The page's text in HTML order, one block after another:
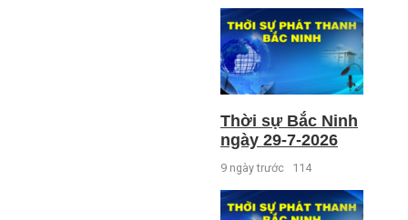
Thời sự Bắc Ninh
ngày 29-7-2026
9 ngày trước 114